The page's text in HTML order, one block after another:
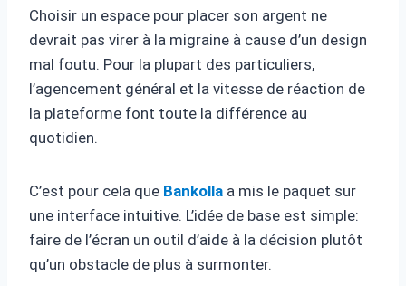
Choisir un espace pour placer son argent ne
devrait pas virer à la migraine à cause d’un design
mal foutu. Pour la plupart des particuliers,
l’agencement général et la vitesse de réaction de
la plateforme font toute la différence au
quotidien.
C’est pour cela que Bankolla a mis le paquet sur
une interface intuitive. L’idée de base est simple:
faire de l’écran un outil d’aide à la décision plutôt
qu’un obstacle de plus à surmonter.